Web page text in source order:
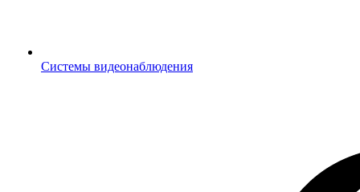
Системы видеонаблюдения